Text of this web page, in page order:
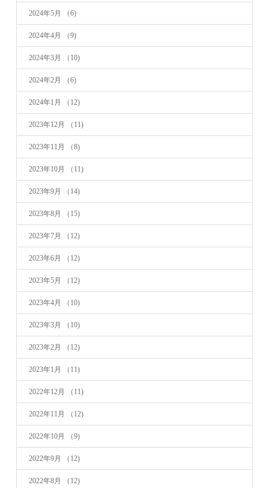
2024年5月 （6)
2024年4月 （9)
2024年3月 （10)
2024年2月 （6)
2024年1月 （12)
2023年12月 （11)
2023年11月 （8)
2023年10月 （11)
2023年9月 （14)
2023年8月 （15)
2023年7月 （12)
2023年6月 （12)
2023年5月 （12)
2023年4月 （10)
2023年3月 （10)
2023年2月 （12)
2023年1月 （11)
2022年12月 （11)
2022年11月 （12)
2022年10月 （9)
2022年9月 （12)
2022年8月 （12)